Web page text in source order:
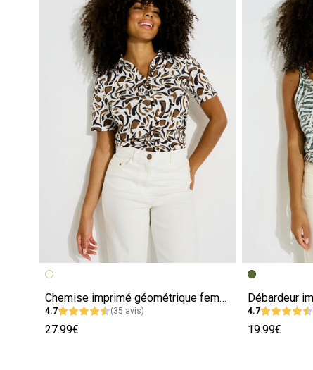
Chemise imprimé géométrique femme
4.7 (35 avis)
27.99€
4.7
19.99€